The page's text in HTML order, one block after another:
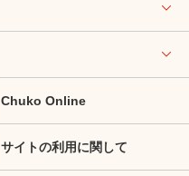
Chuko Online
サイトの利用に関して